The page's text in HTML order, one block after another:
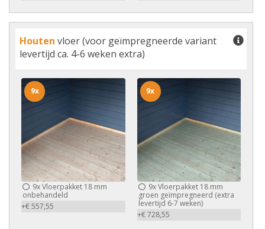
Houten vloer (voor geïmpregneerde variant
levertijd ca. 4-6 weken extra)
9xVloerpakket 18 mm
onbehandeld
+€ 557,55
9x
9xVloerpakket 18 mm
groen geïmpregneerd (extra
levertijd 6-7 weken)
+€ 728,55
9x